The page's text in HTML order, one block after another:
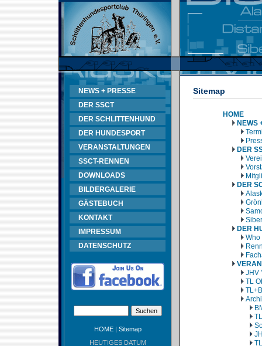
NEWS + PRESSE
DER SSCT
DER SCHLITTENHUND
DER HUNDESPORT
VERANSTALTUNGEN
SSCT-RENNEN
DOWNLOADS
BILDERGALERIE
GÄSTEBUCH
KONTAKT
IMPRESSUM
DATENSCHUTZ
HOME| Sitemap
HEUTIGES DATUM
Sitemap
HOME
NEWS
DER
DER
DER
Who
JHV
TL